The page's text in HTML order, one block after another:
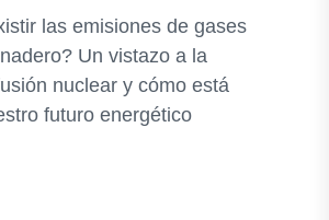
las emisiones de gases
Un vistazo a la
nuclear y cómo está
futuro energético